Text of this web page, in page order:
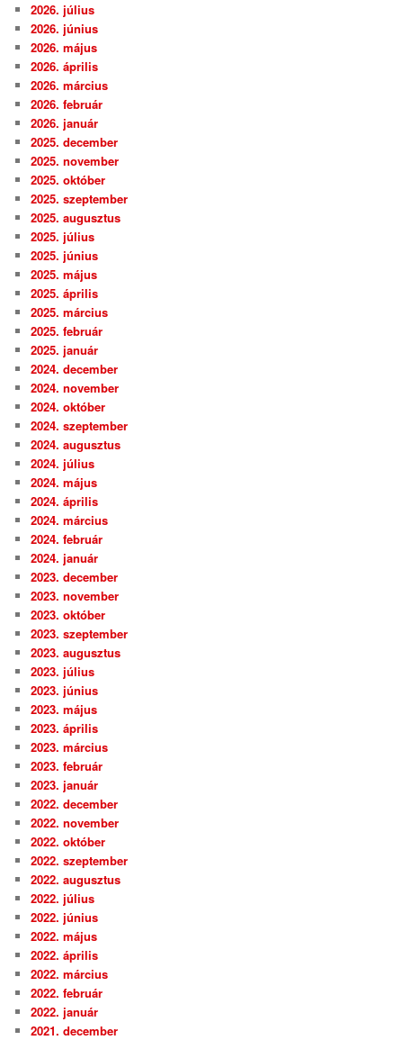
2026. július
2026. június
2026. május
2026. április
2026. március
2026. február
2026. január
2025. december
2025. november
2025. október
2025. szeptember
2025. augusztus
2025. július
2025. június
2025. május
2025. április
2025. március
2025. február
2025. január
2024. december
2024. november
2024. október
2024. szeptember
2024. augusztus
2024. július
2024. május
2024. április
2024. március
2024. február
2024. január
2023. december
2023. november
2023. október
2023. szeptember
2023. augusztus
2023. július
2023. június
2023. május
2023. április
2023. március
2023. február
2023. január
2022. december
2022. november
2022. október
2022. szeptember
2022. augusztus
2022. július
2022. június
2022. május
2022. április
2022. március
2022. február
2022. január
2021. december